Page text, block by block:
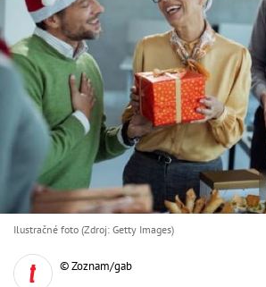
Ilustračné foto (Zdroj: Getty Images)
© Zoznam/gab